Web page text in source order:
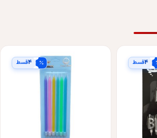
۴قسط ۴قسط